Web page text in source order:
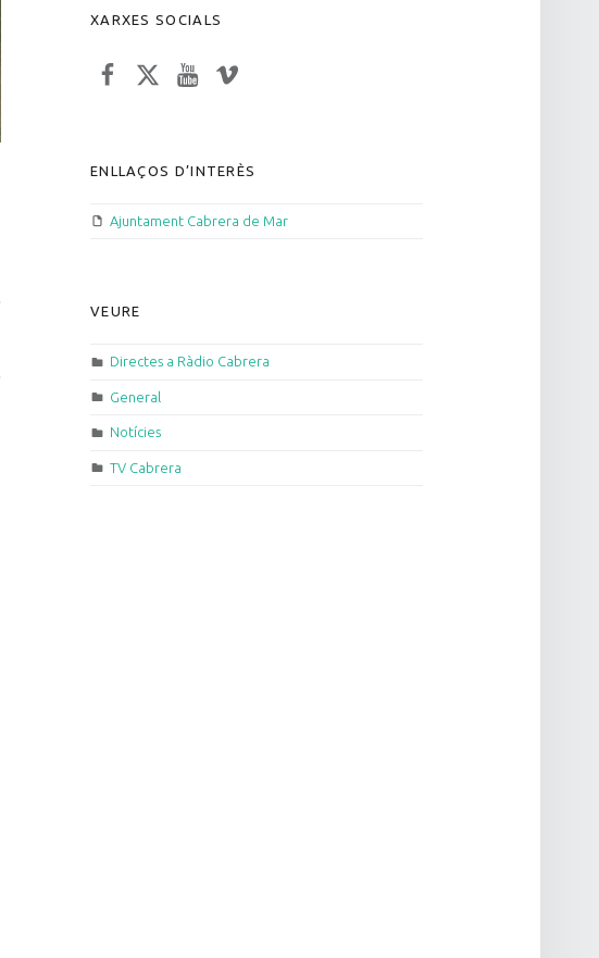
XARXES SOCIALS
Facebook
TwitterYouTube
Vimeo
ENLLAÇOS D’INTERÈS
Ajuntament Cabrera de Mar
VEURE
Directes a Ràdio Cabrera
General
Notícies
TV Cabrera